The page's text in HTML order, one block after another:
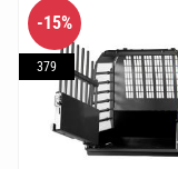
15%
379